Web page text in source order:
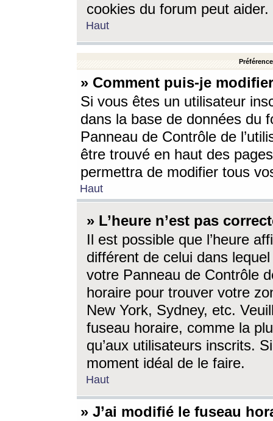
cookies du forum peut aider.
Haut
» Comment puis-je
Si vous êtes un utilisateur
dans la base de données du
Panneau de Contrôle de
être trouvé en haut des
permettra de modifier tous
Haut
» L’heure n’est pas
Il est possible que l’heure
différent de celui dans
votre Panneau de Contrôle
horaire pour trouver votre
New York, Sydney, etc.
fuseau horaire, comme la
qu’aux utilisateurs inscrits.
moment idéal de le faire.
Haut
» J’ai modifié le fuseau